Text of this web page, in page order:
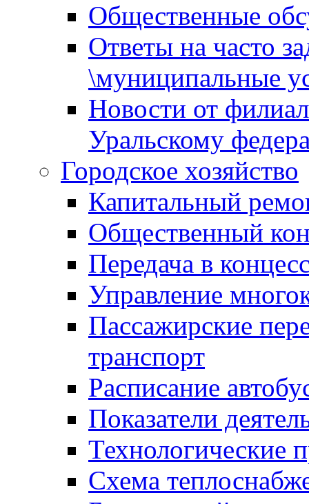
Общественные
Ответы на часто
\муниципальные
Новости от
Уральскому
Городское хозяйство
Капитальный
Общественный
Передача в
Управление
Пассажирские
транспорт
Расписание
Показатели
Технологические
Схема